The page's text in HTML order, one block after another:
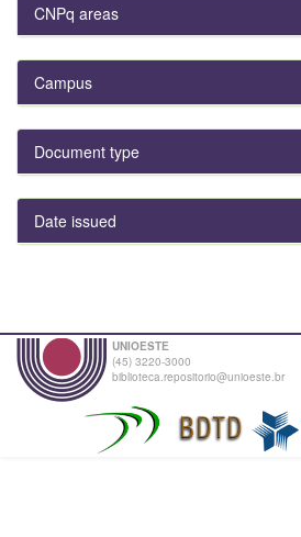
CNPq areas
Campus
Document type
Date issued
UNIOESTE
(45) 3220-3000
biblioteca.repositorio@unioeste.br